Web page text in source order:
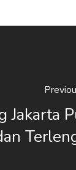
Jakarta